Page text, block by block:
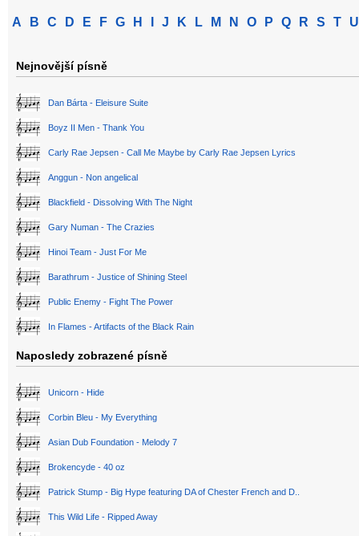
A B C D E F G H J K L M N O P Q R S T U
Nejnovější písně
Dan Bárta - Eleisure Suite
Boyz II Men - Thank You
Carly Rae Jepsen - Call Me Maybe by Carly Rae Jepsen Lyrics
Anggun - Non angelical
Blackfield - Dissolving With The Night
Gary Numan - The Crazies
Hinoi Team - Just For Me
Barathrum - Justice of Shining Steel
Public Enemy - Fight The Power
In Flames - Artifacts of the Black Rain
Naposledy zobrazené písně
Unicorn - Hide
Corbin Bleu - My Everything
Asian Dub Foundation - Melody 7
Brokencyde - 40 oz
Patrick Stump - Big Hype featuring DA of Chester French and D..
This Wild Life - Ripped Away